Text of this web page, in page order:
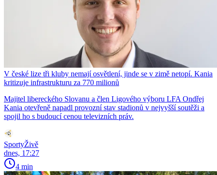
V české lize tři kluby nemají osvětlení, jinde se v zimě netopí. Kania
kritizuje infrastrukturu za 770 milionů
Majitel libereckého Slovanu a člen Ligového výboru LFA Ondřej
Kania otevřeně napadl provozní stav stadionů v nejvyšší soutěži a
spojil ho s budoucí cenou televizních práv.
SportyŽivě
dnes, 17:27
4 min